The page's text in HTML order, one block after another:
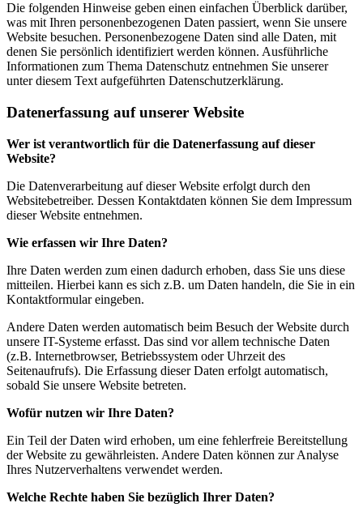
Die folgenden Hinweise geben einen einfachen Überblick darüber,
was mit Ihren personenbezogenen Daten passiert, wenn Sie unsere
Website besuchen. Personenbezogene Daten sind alle Daten, mit
denen Sie persönlich identifiziert werden können. Ausführliche
Informationen zum Thema Datenschutz entnehmen Sie unserer
unter diesem Text aufgeführten Datenschutzerklärung.
Datenerfassung auf unserer Website
Wer ist verantwortlich für die Datenerfassung auf dieser
Website?
Die Datenverarbeitung auf dieser Website erfolgt durch den
Websitebetreiber. Dessen Kontaktdaten können Sie dem Impressum
dieser Website entnehmen.
Wie erfassen wir Ihre Daten?
Ihre Daten werden zum einen dadurch erhoben, dass Sie uns diese
mitteilen. Hierbei kann es sich z.B. um Daten handeln, die Sie in ein
Kontaktformular eingeben.
Andere Daten werden automatisch beim Besuch der Website durch
unsere IT-Systeme erfasst. Das sind vor allem technische Daten
(z.B. Internetbrowser, Betriebssystem oder Uhrzeit des
Seitenaufrufs). Die Erfassung dieser Daten erfolgt automatisch,
sobald Sie unsere Website betreten.
Wofür nutzen wir Ihre Daten?
Ein Teil der Daten wird erhoben, um eine fehlerfreie Bereitstellung
der Website zu gewährleisten. Andere Daten können zur Analyse
Ihres Nutzerverhaltens verwendet werden.
Welche Rechte haben Sie bezüglich Ihrer Daten?